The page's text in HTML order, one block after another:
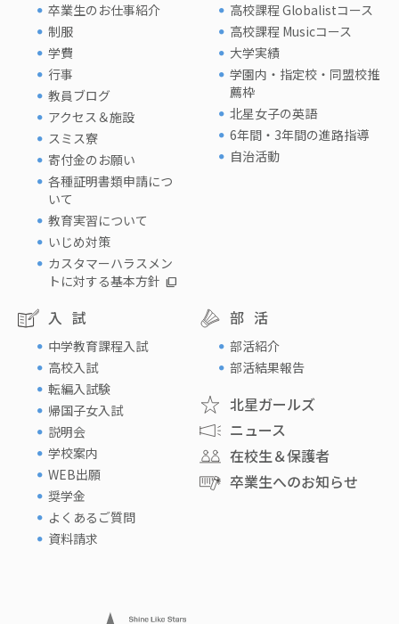
卒業生のお仕事紹介
制服
学費
行事
教員ブログ
アクセス＆施設
スミス寮
寄付金のお願い
各種証明書類申請につ
いて
教育実習について
いじめ対策
カスタマーハラスメン
トに対する基本方針
高校課程 Globalistコース
高校課程 Musicコース
大学実績
学園内・指定校・同盟校推
薦枠
北星女子の英語
6年間・3年間の進路指導
自治活動
入試
中学教育課程入試
高校入試
転編入試験
帰国子女入試
説明会
学校案内
WEB出願
奨学金
よくあるご質問
資料請求
部活
部活紹介
部活結果報告
北星ガールズ
ニュース
在校生＆保護者
卒業生へのお知らせ